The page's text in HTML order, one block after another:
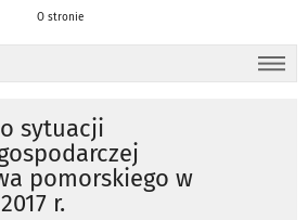
O stronie
sytuacji
pomorskiego w
r.